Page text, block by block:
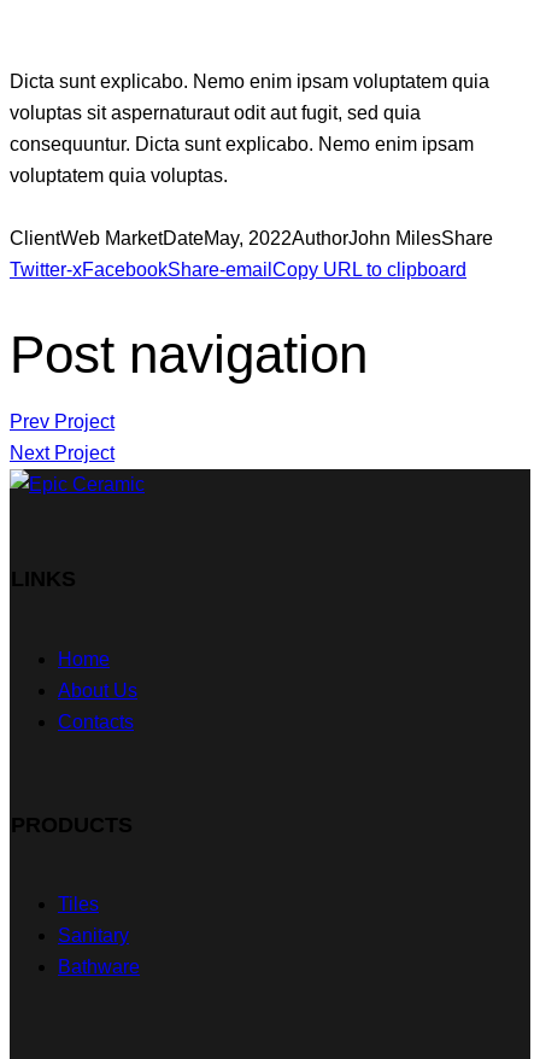
Dicta sunt explicabo. Nemo enim ipsam voluptatem quia
voluptas sit aspernaturaut odit aut fugit, sed quia
consequuntur. Dicta sunt explicabo. Nemo enim ipsam
voluptatem quia voluptas.
ClientWeb MarketDateMay, 2022AuthorJohn MilesShare
Twitter-xFacebookShare-email Copy URL to clipboard
Post navigation
Prev Project
Next Project
LINKS
Home
About Us
Contacts
PRODUCTS
Tiles
Sanitary
Bathware